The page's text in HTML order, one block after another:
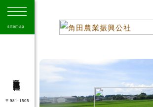
sitemap
角田市農業振興公社
〒981-1505